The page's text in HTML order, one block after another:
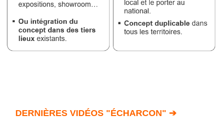
DERNIÈRES VIDÉOS "ÉCHARCON" ➔